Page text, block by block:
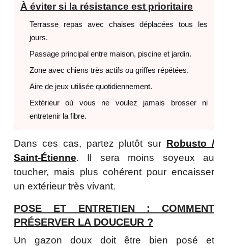
À éviter si la résistance est prioritaire
Terrasse repas avec chaises déplacées tous les
jours.
Passage principal entre maison, piscine et jardin.
Zone avec chiens très actifs ou griffes répétées.
Aire de jeux utilisée quotidiennement.
Extérieur où vous ne voulez jamais brosser ni
entretenir la fibre.
Dans ces cas, partez plutôt sur Robusto /
Saint-Étienne. Il sera moins soyeux au
toucher, mais plus cohérent pour encaisser
un extérieur très vivant.
POSE ET ENTRETIEN : COMMENT
PRÉSERVER LA DOUCEUR ?
Un gazon doux doit être bien posé et